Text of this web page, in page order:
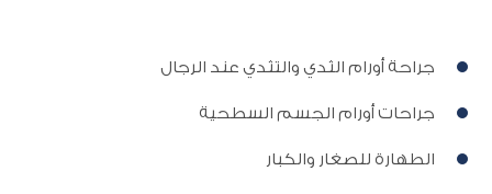
جراحة أورام الثدي والتثدي عند الرجال
جراحات أورام الجسم السطحية
الطهارة للصغار والكبار